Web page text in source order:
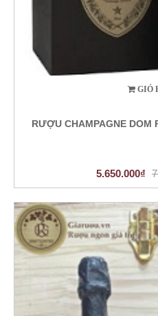
GIỎ
RƯỢU CHAMPAGNE DOM
5.650.000₫